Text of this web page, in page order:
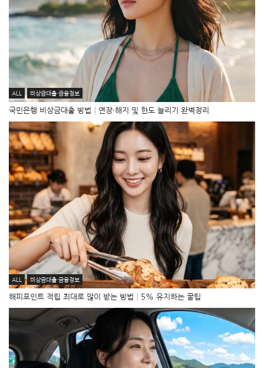
ALL 비상금대출·금융정보
국민은행 비상금대출 방법│연장·해지 및 한도 늘리기 완벽정리
ALL 비상금대출·금융정보
해피포인트 적립 최대로 많이 받는 방법│5% 유지하는 꿀팁